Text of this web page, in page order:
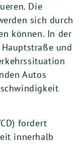
Die
sich durch
können. In der
und
Autos
fordert
innerhalb